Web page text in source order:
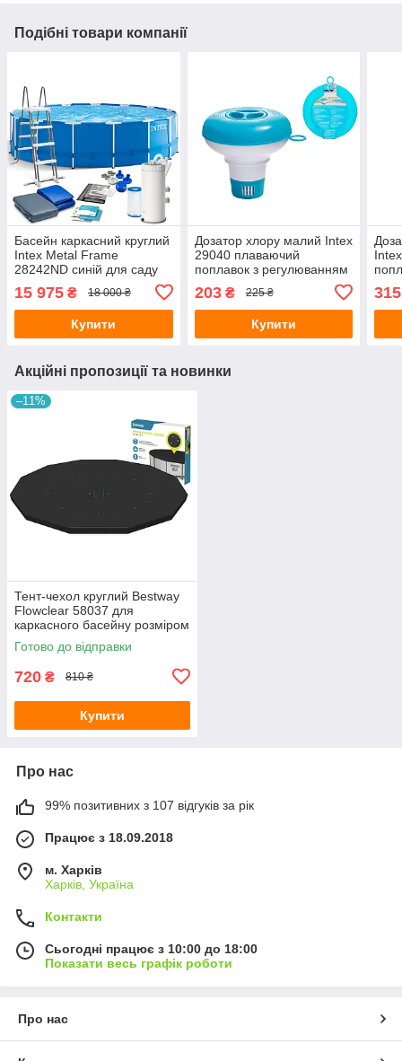
Подібні товари компанії
Басейн каркасний круглий
Intex Metal Frame
28242ND синій для саду
та дачі 457х122 см повна
комплектація
15 975 ₴ 18 000 ₴
Купити
Дозатор хлору малий Intex
29040 плаваючий
поплавок з регулюванням
203₴ 225 ₴
Купити
315
Акційні пропозиції та новинки
–11%
Тент-чехол круглий Bestway
Flowclear 58037 для
каркасного басейну розміром
366 см
Готово до відправки
720 ₴ 810 ₴
Купити
Про нас
99% позитивних з 107 відгуків за рік
Працює з 18.09.2018
м. Харків
Харків, Україна
Контакти
Сьогодні працює з 10:00 до 18:00
Показати весь графік роботи
Про нас